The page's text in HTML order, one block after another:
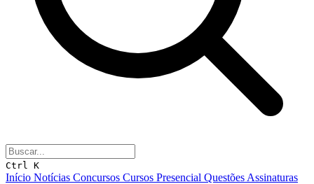
Ctrl K
Início Notícias Concursos Cursos Presencial Questões Assinaturas